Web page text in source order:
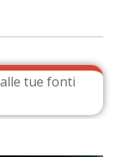
tue fonti